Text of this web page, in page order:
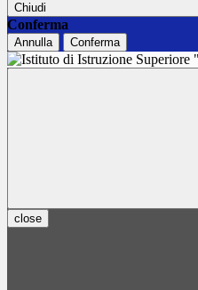
Chiudi
Conferma
Annulla Conferma
close